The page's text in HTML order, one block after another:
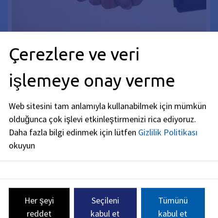
İş bulma merkezi: İş ve eğitim arama
Bu sayfada, iş arayışınızda size nasıl destek
olabileceğimize ilişkin tüm bilgileri bulabilirsiniz.
İklimin korunmasına katılın
Erlangen'de iklim koruma ve
sürdürülebilirlik için ne gibi
yapılıyor? Ve siz nerede yer
taahhüdünüz için ipuçları
bulacaksınız.
Çerezlere ve veri
işlemeye onay verme
Web sitesini tam anlamıyla kullanabilmek için mümkün
olduğunca çok işlevi etkinleştirmenizi rica ediyoruz.
Daha fazla bilgi edinmek için lütfen Gizlilik Politikası
okuyun
Her şeyi
reddet
Seçileni
kabul et
Tümünü
kabul et